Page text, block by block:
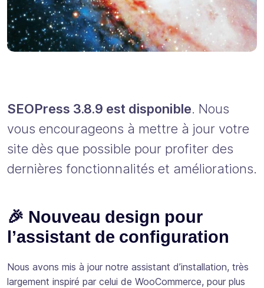
SEOPress 3.8.9 est disponible. Nous
vous encourageons à mettre à jour votre
site dès que possible pour profiter des
dernières fonctionnalités et améliorations.
🎉 Nouveau design pour
l’assistant de configuration
Nous avons mis à jour notre assistant d’installation, très
largement inspiré par celui de WooCommerce, pour plus